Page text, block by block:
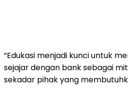
“Edukasi menjadi kunci untuk
sejajar dengan bank sebagai
sekadar pihak yang